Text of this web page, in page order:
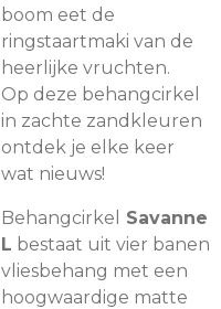
boom eet de
ringstaartmaki van de
heerlijke vruchten.
Op deze behangcirkel
in zachte zandkleuren
ontdek je elke keer
wat nieuws!
Behangcirkel
Savanne
L bestaat uit vier banen
vliesbehang met een
hoogwaardige matte